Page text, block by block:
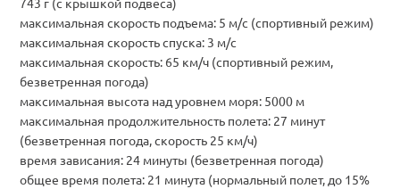
максимальная скорость подъема: 5 м/с (спортивный режим)
максимальная скорость спуска: 3 м/с
максимальная скорость: 65 км/ч (спортивный режим,
безветренная погода)
максимальная высота над уровнем моря: 5000 м
максимальная продолжительность полета: 27 минут
(безветренная погода, скорость 25 км/ч)
время зависания: 24 минуты (безветренная погода)
общее время полета: 21 минута (нормальный полет, до 15%